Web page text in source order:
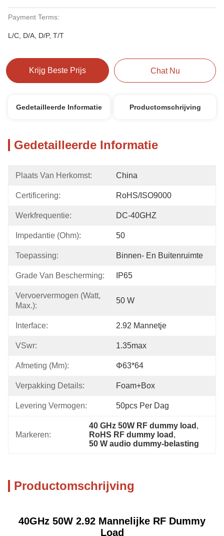
Payment Terms:
L/C, D/A, D/P, T/T
Krijg Beste Prijs Chat Nu
Gedetailleerde Informatie Productomschrijving
Gedetailleerde Informatie
Plaats Van Herkomst: China
Certificering: RoHS/ISO9000
Werkfrequentie: DC-40GHZ
Impedantie (Ohm): 50
Toepassing: Binnen- En Buitenruimte
Grade Van Bescherming: IP65
Vervoervermogen (Watt,
Max.):
50 W
Interface: 2.92 Mannetje
VSwr: 1.35max
Afmeting (mm): Φ63*64
Verpakking Details: Foam+box
Levering Vermogen: 50pcs Per Dag
Markeren:
40 GHz 50W RF dummy load ,
RoHS RF dummy load ,
50 W audio dummy-belasting
Productomschrijving
40GHz 50W 2.92 Mannelijke RF Dummy
Load